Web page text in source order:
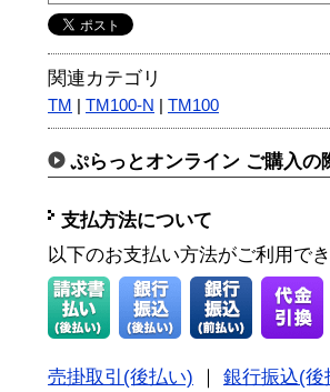
関連カテゴリ
TM TM100-N TM100
ぷらっとオンライン ご購入の
支払方法について
以下のお支払い方法がご利用で
売掛取引(後払い) ｜ 銀行振込(後